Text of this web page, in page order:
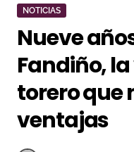
NOTICIAS
Nueve
Fandiño,
torero que
ventajas